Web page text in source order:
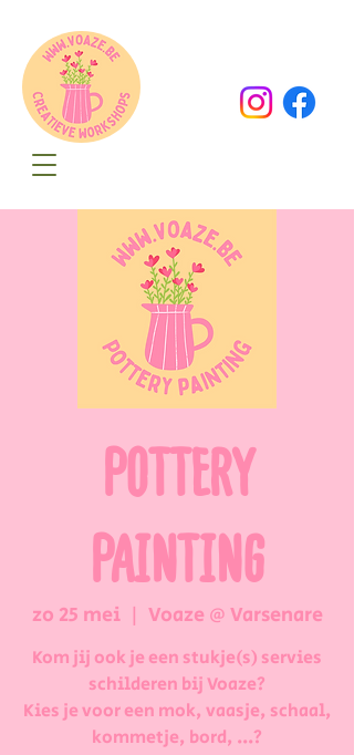
POTTERY
PAINTING
zo 25 mei
  |
Voaze @ Varsenare
Kom jij ook je een stukje(s) servies
schilderen bij Voaze?
Kies je voor een mok, vaasje, schaal,
kommetje, bord, ...?